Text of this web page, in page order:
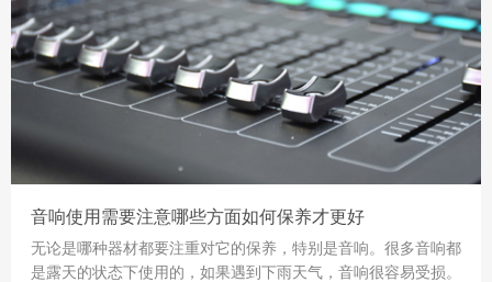
音响使用需要注意哪些方面如何保养才更好
无论是哪种器材都要注重对它的保养，特别是音响。很多音响都
是露天的状态下使用的，如果遇到下雨天气，音响很容易受损。